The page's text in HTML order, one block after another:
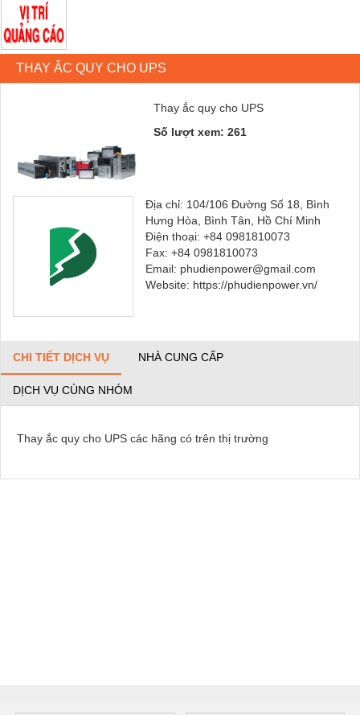
THAY ẮC QUY CHO UPS
Thay ắc quy cho UPS
Số lượt xem: 261
Địa chỉ: 104/106 Đường Số 18, Bình
Hưng Hòa, Bình Tân, Hồ Chí Minh
Điện thoại: +84 0981810073
Fax: +84 0981810073
Email: phudienpower@gmail.com
Website: https://phudienpower.vn/
CHI TIẾT DỊCH VỤ NHÀ CUNG CẤP
DỊCH VỤ CÙNG NHÓM
Thay ắc quy cho UPS các hãng có trên thị trường